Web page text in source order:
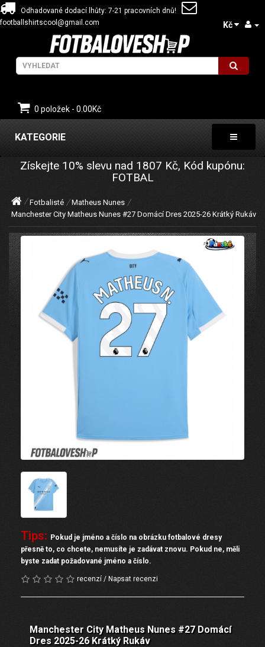
Odhadované dodací lhůty: 7-21 pracovních dnů!
footballshirtscool@gmail.com
Kč
0 položek - 0.00Kč
KATEGORIE
Získejte 10% slevu nad 1807 Kč, Kód kupónu:
FOTBAL
Fotbalisté
Matheus Nunes
Manchester City Matheus Nunes #27 Domácí Dres 2025-26 Krátký Rukáv
Tips: Pokud je jméno a číslo na obrázku fotbalové dresy
přesně to, co chcete, nemusíte je zadávat znovu. Pokud ne, měli
byste zadat požadované jméno a číslo.
recenzí / Napsat recenzi
Manchester City Matheus Nunes #27 Domácí
Dres 2025-26 Krátký Rukáv